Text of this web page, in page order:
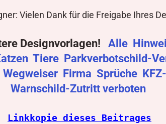
Vielen Dank für die Freigabe Ihres
Designvorlagen! Alle
Tiere Parkverbotschild-
Wegweiser Firma Sprüche
Warnschild-Zutritt verboten
Linkkopie dieses Beitrages